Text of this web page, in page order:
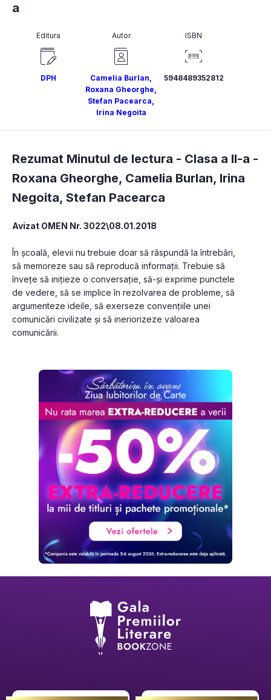
a
Editura
DPH
Autor
Camelia Burlan,
Roxana Gheorghe,
Stefan Pacearca,
Irina Negoita
ISBN
5948489352812
Rezumat Minutul de lectura - Clasa a II-a -
Roxana Gheorghe, Camelia Burlan, Irina
Negoita, Stefan Pacearca
Avizat OMEN Nr. 3022\08.01.2018
În școală, elevii nu trebuie doar să răspundă la întrebări,
să memoreze sau să reproducă informații. Trebuie să
învețe să inițieze o conversație, să-și exprime punctele
de vedere, să se implice în rezolvarea de probleme, să
argumenteze ideile, să exerseze convențiile unei
comunicări civilizate și să ineriorizeze valoarea
comunicării.